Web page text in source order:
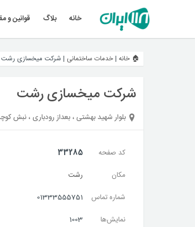
خانه بلاگ قوانین و
🏠 خانه |خدمات ساختمانی | شرکت میخسازی رشت
شرکت میخسازی رشت
بلوار شهید بهشتی ، بعداز رودباری ، نبش
کد صفحه
33285
مکان
رشت
شماره تماس
01333555751
نمایش‌ها
1003